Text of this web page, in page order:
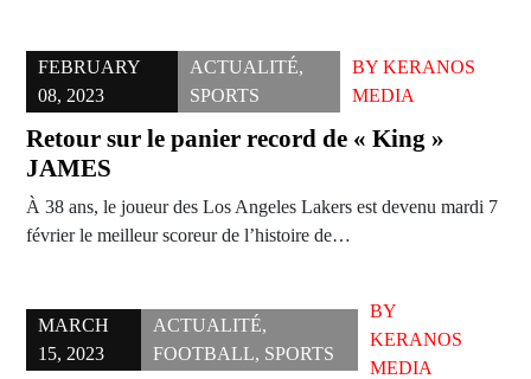
FEBRUARY
08, 2023
ACTUALITÉ,
SPORTS
BYKERANOS
MEDIA
Retour sur le panier record de « King »
JAMES
À 38 ans, le joueur des Los Angeles Lakers est devenu mardi 7
février le meilleur scoreur de l’histoire de…
MARCH
15, 2023
ACTUALITÉ,
FOOTBALL, SPORTS
BY
KERANOS
MEDIA